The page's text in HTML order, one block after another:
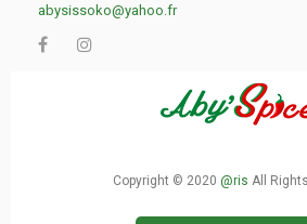
abysissoko@yahoo.fr
Copyright © 2020 @ris All